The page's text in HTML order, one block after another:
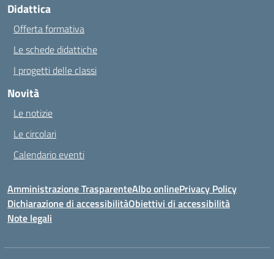
Didattica
Offerta formativa
Le schede didattiche
I progetti delle classi
Novità
Le notizie
Le circolari
Calendario eventi
Amministrazione TrasparenteAlbo onlinePrivacy Policy
Dichiarazione di accessibilitàObiettivi di accessibilità
Note legali